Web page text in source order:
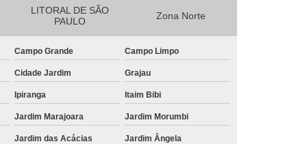
LITORAL DE SÃO
PAULO
Zona Norte
Campo Grande Campo Limpo
Cidade Jardim Grajau
Ipiranga Itaim Bibi
Jardim Marajoara Jardim Morumbi
Jardim das Acácias Jardim Ângela